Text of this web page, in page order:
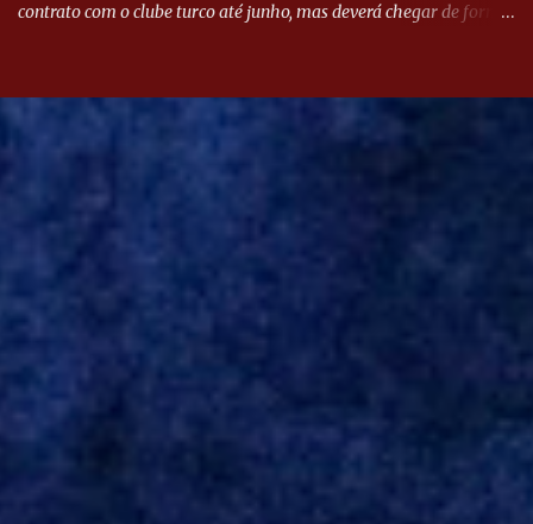
contrato com o clube turco até junho, mas deverá chegar de forma
Evian, da França, Hellas Verona, da Itália, e Ludogorets, da
Bulgária. O último clube brasileiro foi a Chapecoense, em 2020.
Desde então, está no Kayserispor. Caso a negociação seja
opção de Mano Menezes no setor de meio-campo. Atualmente, na
também pode ser utilizado mais avançado. Inter encaminha
contração de Campanharo de 31 anos